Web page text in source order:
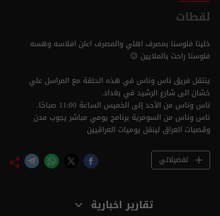
لقطات
خلينا فلوسنا بمصرف اهلي والمصرف اعلن افلاسه وهسه
فلوسنا راحت بالملايين 😕
ينتقل فريق ناس وناس في هذه الحلقة مع المراسل علي
خشان الى شارع الرشيد في بغداد.
ناس وناس من الأحد إلى الخميس الساعة 11:00 صباحًا.
ناس وناس من السومرية برنامج يومي مباشر يجوب مدن
وقصبات العراق لينقل يوميات العراقيين
تفضيلاتي
تقارير اخبارية